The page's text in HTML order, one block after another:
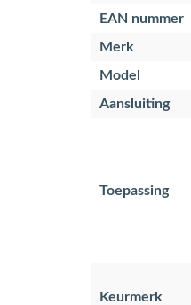
EAN nummer
Merk
Model
Aansluiting
Toepassing
Keurmerk